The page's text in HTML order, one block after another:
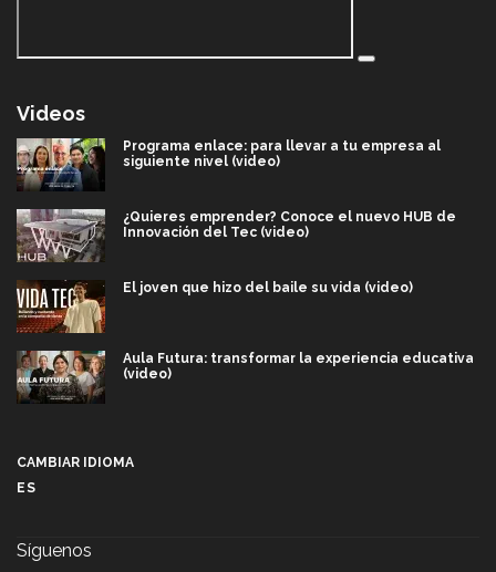
Videos
Programa enlace: para llevar a tu empresa al
siguiente nivel (video)
¿Quieres emprender? Conoce el nuevo HUB de
Innovación del Tec (video)
El joven que hizo del baile su vida (video)
Aula Futura: transformar la experiencia educativa
(video)
CAMBIAR IDIOMA
ES
Síguenos